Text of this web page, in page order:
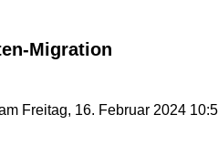
Migration
Freitag, 16. Februar 2024